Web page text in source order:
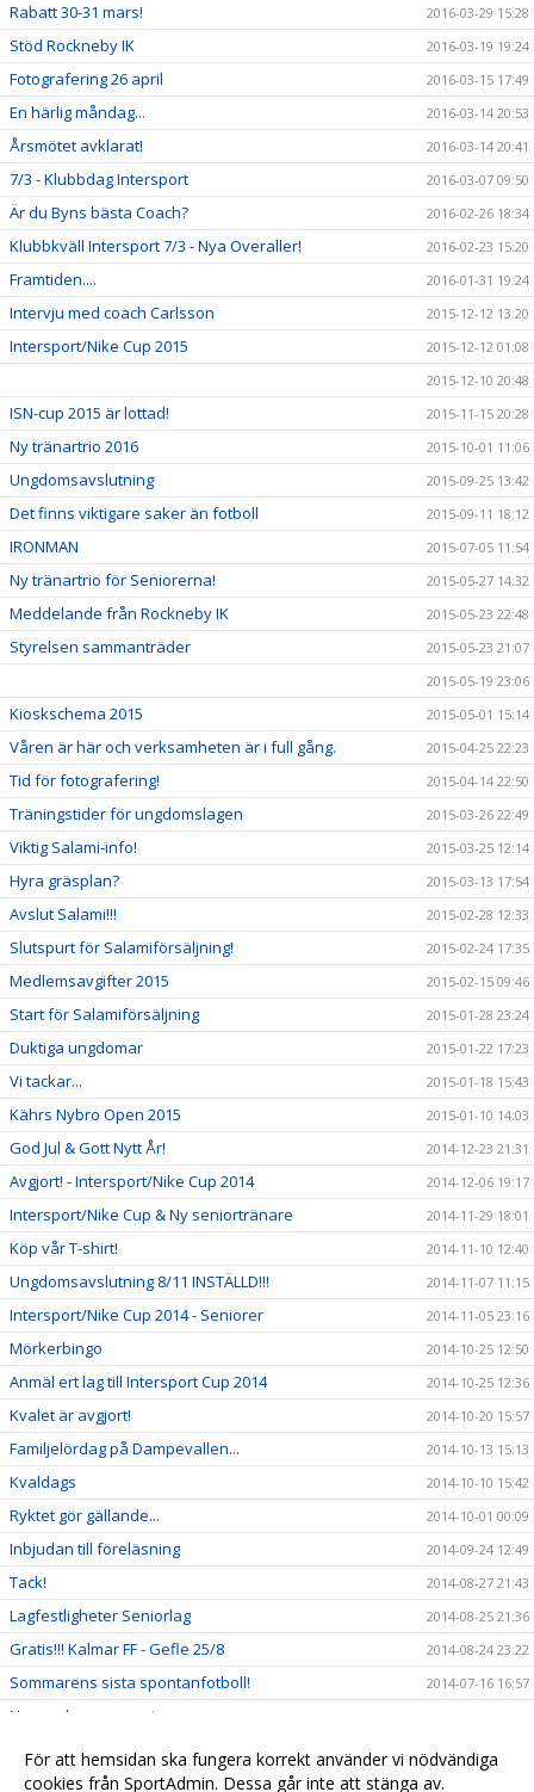
Rabatt 30-31 mars! 2016-03-29 15:28
Stöd Rockneby IK 2016-03-19 19:24
Fotografering 26 april 2016-03-15 17:49
En härlig måndag... 2016-03-14 20:53
Årsmötet avklarat! 2016-03-14 20:41
7/3 - Klubbdag Intersport 2016-03-07 09:50
Är du Byns bästa Coach? 2016-02-26 18:34
Klubbkväll Intersport 7/3 - Nya Overaller! 2016-02-23 15:20
Framtiden.... 2016-01-31 19:24
Intervju med coach Carlsson 2015-12-12 13:20
Intersport/Nike Cup 2015
2015-12-12 01:08
2015-12-10 20:48
ISN-cup 2015 är lottad! 2015-11-15 20:28
Ny tränartrio 2016 2015-10-01 11:06
Ungdomsavslutning 2015-09-25 13:42
Det finns viktigare saker än fotboll 2015-09-11 18:12
IRONMAN 2015-07-05 11:54
Ny tränartrio för Seniorerna! 2015-05-27 14:32
Meddelande från Rockneby IK 2015-05-23 22:48
Styrelsen sammanträder
2015-05-23 21:07
2015-05-19 23:06
Kioskschema 2015 2015-05-01 15:14
Våren är här och verksamheten är i full gång. 2015-04-25 22:23
Tid för fotografering! 2015-04-14 22:50
Träningstider för ungdomslagen 2015-03-26 22:49
Viktig Salami-info! 2015-03-25 12:14
Hyra gräsplan? 2015-03-13 17:54
Avslut Salami!!! 2015-02-28 12:33
Slutspurt för Salamiförsäljning! 2015-02-24 17:35
Medlemsavgifter 2015 2015-02-15 09:46
Start för Salamiförsäljning 2015-01-28 23:24
Duktiga ungdomar 2015-01-22 17:23
Vi tackar... 2015-01-18 15:43
Kährs Nybro Open 2015 2015-01-10 14:03
God Jul & Gott Nytt År! 2014-12-23 21:31
Avgjort! - Intersport/Nike Cup 2014 2014-12-06 19:17
Intersport/Nike Cup & Ny seniortränare 2014-11-29 18:01
Köp vår T-shirt! 2014-11-10 12:40
Ungdomsavslutning 8/11 INSTÄLLD!!! 2014-11-07 11:15
Intersport/Nike Cup 2014 - Seniorer 2014-11-05 23:16
Mörkerbingo 2014-10-25 12:50
Anmäl ert lag till Intersport Cup 2014 2014-10-25 12:36
Kvalet är avgjort! 2014-10-20 15:57
Familjelördag på Dampevallen... 2014-10-13 15:13
Kvaldags 2014-10-10 15:42
Ryktet gör gällande... 2014-10-01 00:09
Inbjudan till föreläsning 2014-09-24 12:49
Tack! 2014-08-27 21:43
Lagfestligheter Seniorlag 2014-08-25 21:36
Gratis!!! Kalmar FF - Gefle 25/8 2014-08-24 23:22
Sommarens sista spontanfotboll! 2014-07-16 16:57
Ny ungdomsansvarig
Träningskläder & Klubbshop 2014-06-19 16:54
Ny ordförande 2014-06-18 16:52
För att hemsidan ska fungera korrekt använder vi nödvändiga
cookies från SportAdmin. Dessa går inte att stänga av.